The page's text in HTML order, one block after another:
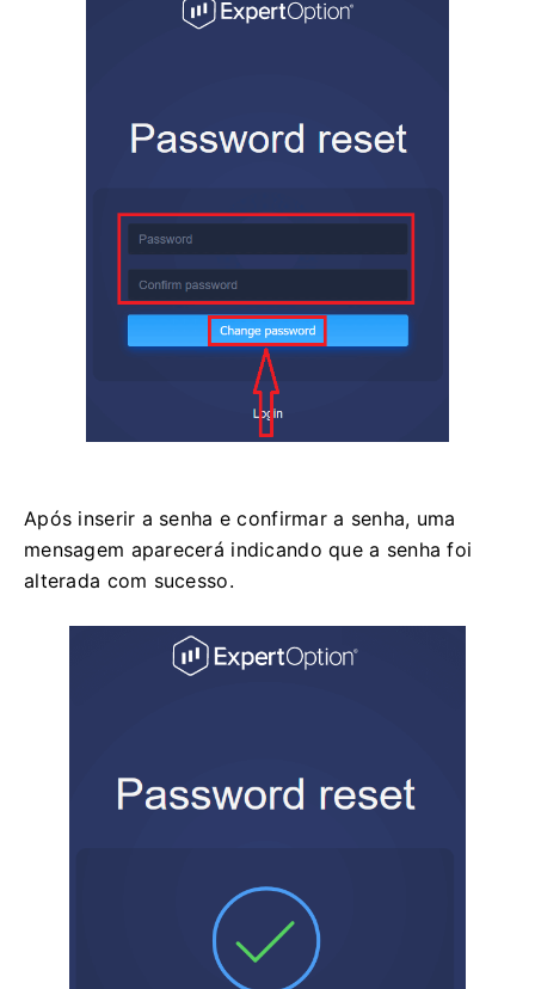
Após inserir a senha e confirmar a senha, uma
mensagem aparecerá indicando que a senha foi
alterada com sucesso.